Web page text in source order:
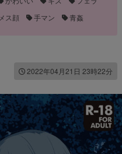
メス顔 手マン 青姦
2022年04月21日 23時22分